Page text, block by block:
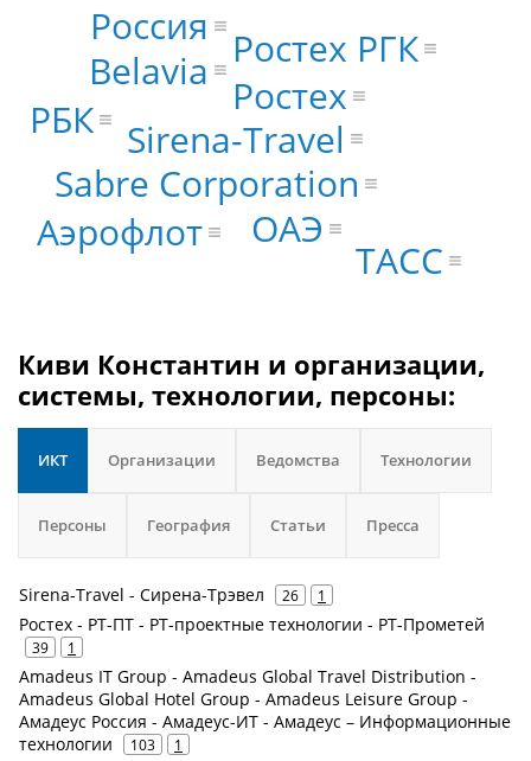
Sirena-Travel
Ростех
Sabre Corporation
Ростех РГК
Belavia
Аэрофлот ОАЭ
Россия
РБК
ТАСС
Киви Константин и организации,
системы, технологии, персоны:
ИКТ Организации Ведомства Технологии
Персоны География Статьи Пресса
Sirena-Travel - Сирена-Трэвел 26 1
Ростех - РТ-ПТ - РТ-проектные технологии - РТ-Прометей
39 1
Amadeus IT Group - Amadeus Global Travel Distribution -
Amadeus Global Hotel Group - Amadeus Leisure Group -
Амадеус Россия - Амадеус-ИТ - Амадеус – Информационные
технологии
103 1